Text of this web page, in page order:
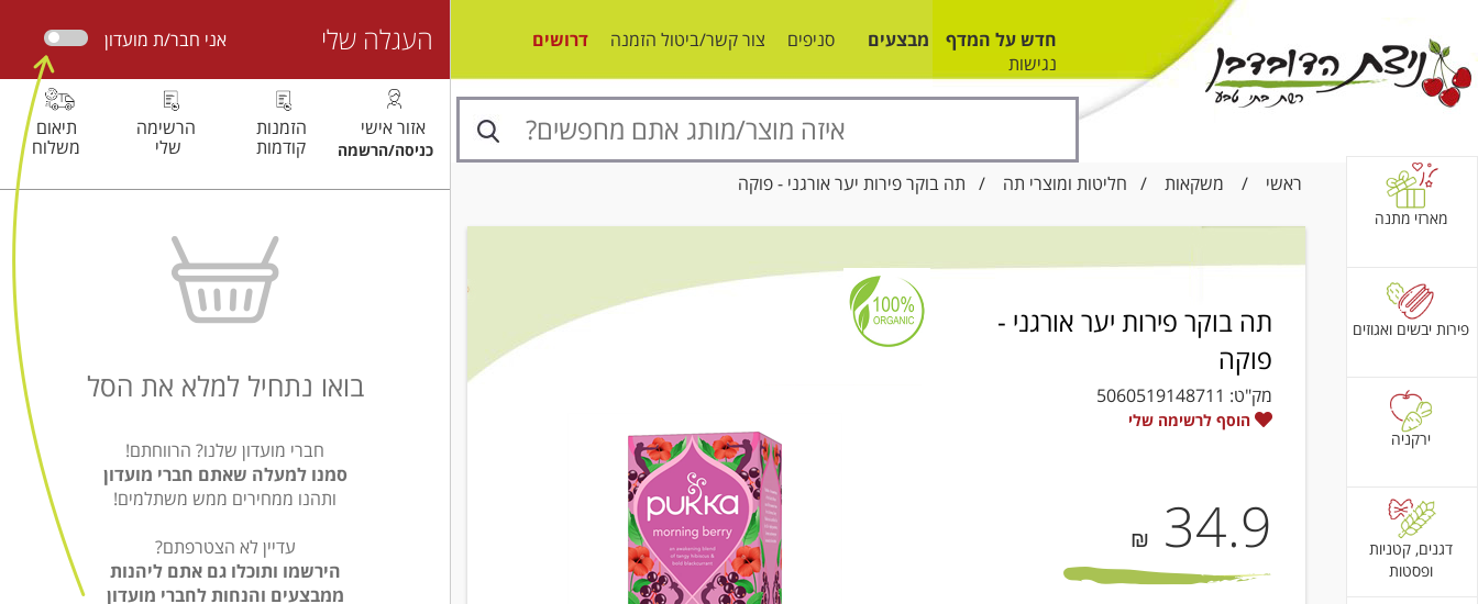
חדש על המדף מבצעים סניפים צור קשר/ביטול הזמנה
דרושים
נגישות
ראשי / משקאות / חליטות ומוצרי תה / תה בוקר פירות יער אורגני - פוקה
מארזי מתנה
פירות יבשים ואגוזים
ירקניה
דגנים, קטניות
ופסטות
תה בוקר פירות יער אורגני -
פוקה
מק"ט: 5060519148711
הוסף לרשימה שלי
34.9
₪